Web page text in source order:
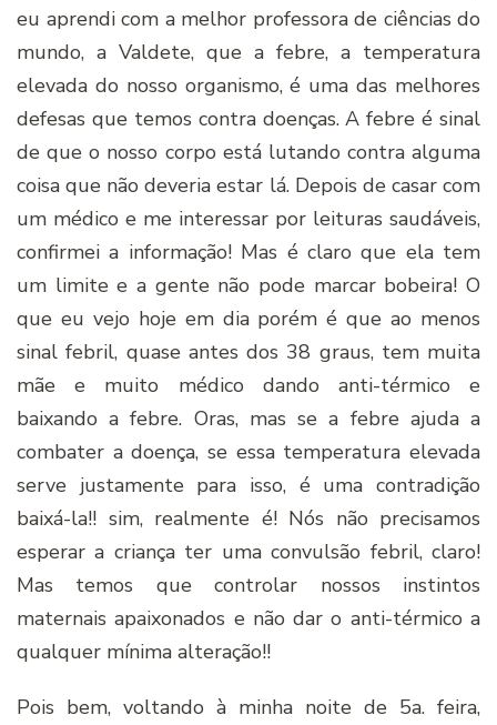
eu aprendi com a melhor professora de ciências do
mundo, a Valdete, que a febre, a temperatura
elevada do nosso organismo, é uma das melhores
defesas que temos contra doenças. A febre é sinal
de que o nosso corpo está lutando contra alguma
coisa que não deveria estar lá. Depois de casar com
um médico e me interessar por leituras saudáveis,
confirmei a informação! Mas é claro que ela tem
um limite e a gente não pode marcar bobeira! O
que eu vejo hoje em dia porém é que ao menos
sinal febril, quase antes dos 38 graus, tem muita
mãe e muito médico dando anti-térmico e
baixando a febre. Oras, mas se a febre ajuda a
combater a doença, se essa temperatura elevada
serve justamente para isso, é uma contradição
baixá-la!! sim, realmente é! Nós não precisamos
esperar a criança ter uma convulsão febril, claro!
Mas temos que controlar nossos instintos
maternais apaixonados e não dar o anti-térmico a
qualquer mínima alteração!!
Pois bem, voltando à minha noite de 5a. feira,